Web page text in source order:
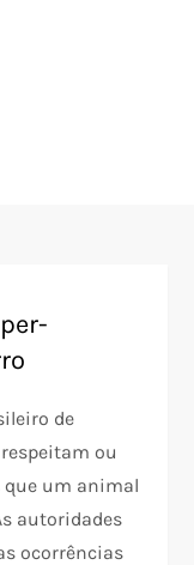
de
ou
que um animal
autoridades
ocorrências